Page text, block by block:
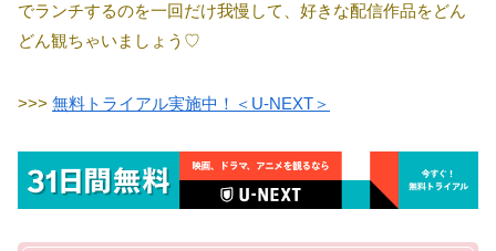
でランチするのを一回だけ我慢して、好きな配信作品をどん
どん観ちゃいましょう♡
>>> 無料トライアル実施中！＜U-NEXT＞